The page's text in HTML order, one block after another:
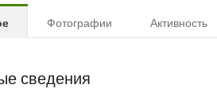
Фотографии Активность
сведения